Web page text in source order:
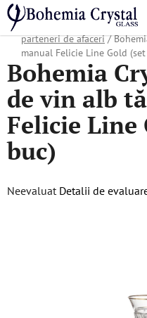
Treci
conținut
Acasă
/ Colecții populare /
parteneri de afaceri /
manual Felicie Line Gold
Bohemia
de vin alb
Felicie Line
buc)
Evaluarea
Neevaluat Detalii de